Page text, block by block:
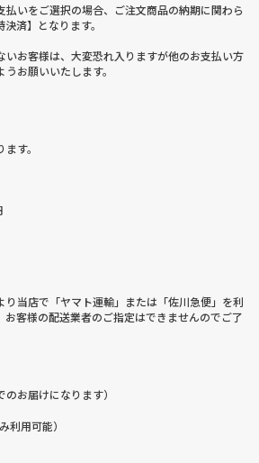
払いをご選択の場合、ご注文商品の納期に関わら
済】となります。
いお客様は、大変恐れ入りますが他のお支払い方
お願いいたします。
す。
り当店で「ヤマト運輸」または「佐川急便」を利
お客様の配送業者のご指定はできませんのでご了
のお届けになります）
利用可能）